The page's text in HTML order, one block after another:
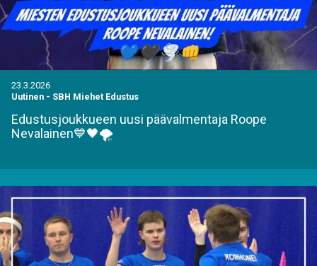
23.3.2026
Uutinen - SBH Miehet Edustus
Edustusjoukkueen uusi päävalmentaja Roope
Nevalainen💙🖤🌪